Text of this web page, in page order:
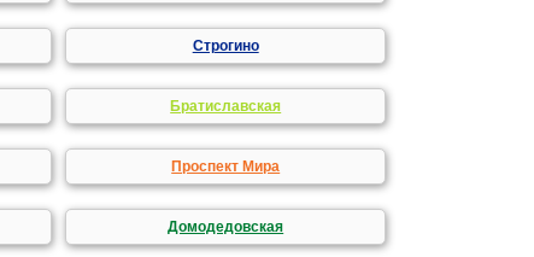
Строгино
Братиславская
Проспект Мира
Домодедовская